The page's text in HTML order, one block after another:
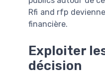
Rfi and rfp
financière.
Exploiter
décision